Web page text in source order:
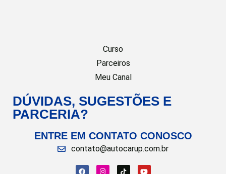
Curso
Parceiros
Meu Canal
DÚVIDAS, SUGESTÕES E
PARCERIA?
ENTRE EM CONTATO CONOSCO
contato@autocarup.com.br